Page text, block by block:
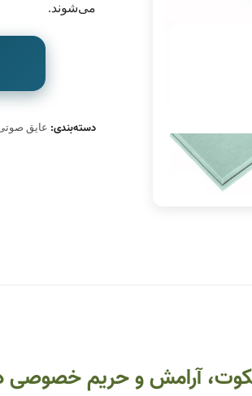
می‌شوند.
دسته‌بندی: عایق
آرامش و حریم خصوصی